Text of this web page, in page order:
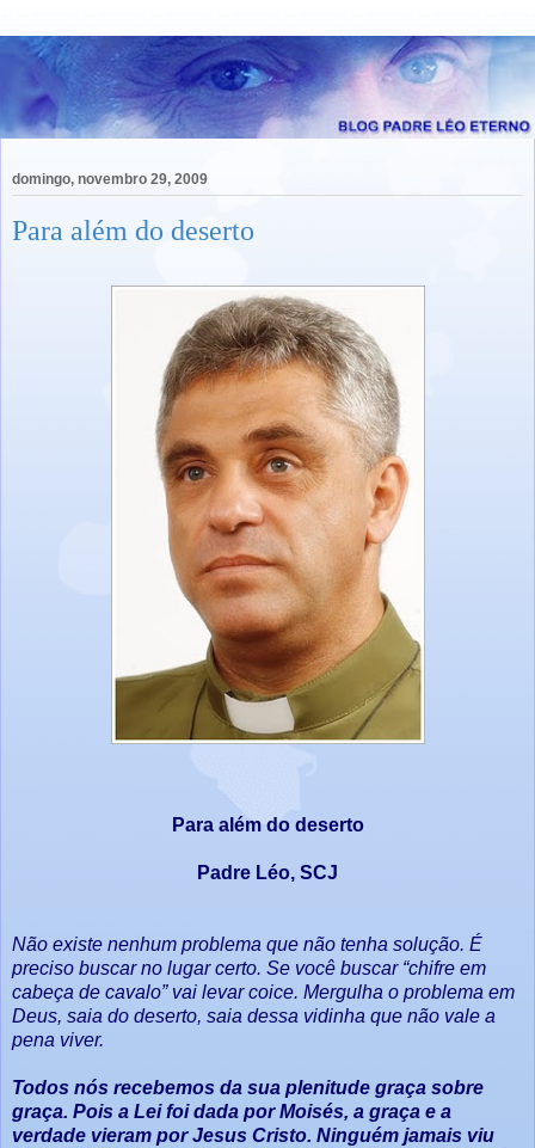
domingo, novembro 29, 2009
Para além do deserto
Para além do deserto
Padre Léo, SCJ
Não existe nenhum problema que não tenha solução. É
preciso buscar no lugar certo. Se você buscar “chifre em
cabeça de cavalo” vai levar coice. Mergulha o problema em
Deus, saia do deserto, saia dessa vidinha que não vale a
pena viver.
Todos nós recebemos da sua plenitude graça sobre
graça. Pois a Lei foi dada por Moisés, a graça e a
verdade vieram por Jesus Cristo. Ninguém jamais viu